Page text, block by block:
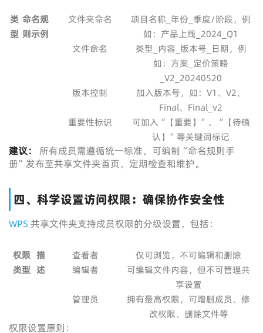
类
型
命名规
则示例
文件夹命名
项目名称_年份_季度/阶段，例
如：产品上线_2024_Q1
文件命名
类型_内容_版本号_日期，例
如：方案_定价策略
_V2_20240520
版本控制
加入版本号，如：V1、V2、
Final、Final_v2
重要性标识
可加入“【重要】”、“【待确
认】”等关键词标记
建议：
所有成员需遵循统一标准，可编制“命名规则手
册”发布至共享文件夹首页，定期检查和维护。
四、科学设置访问权限：确保协作安全性
WPS 共享文件夹支持成员权限的分级设置，包括：
权限
类型
描
述
查看者
仅可浏览，不可编辑和删除
编辑者
可编辑文件内容，但不可管理共
享设置
管理员
拥有最高权限，可增删成员、修
改权限、删除文件等
权限设置原则：